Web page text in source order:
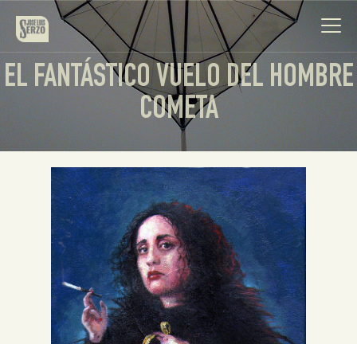
Obra
Biografía
Noticias
Contacto
Español
EL FANTÁSTICO VUELO DEL HOMBRE
COMETA